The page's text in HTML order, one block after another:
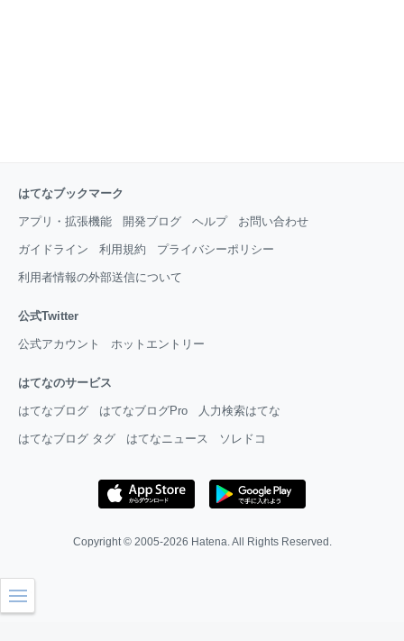
はてなブックマーク
アプリ・拡張機能 開発ブログ ヘルプ お問い合わせ
ガイドライン 利用規約 プライバシーポリシー
利用者情報の外部送信について
公式Twitter
公式アカウント ホットエントリー
はてなのサービス
はてなブログ はてなブログPro 人力検索はてな
はてなブログ タグ はてなニュース ソレドコ
Copyright © 2005-2026 Hatena. All Rights Reserved.